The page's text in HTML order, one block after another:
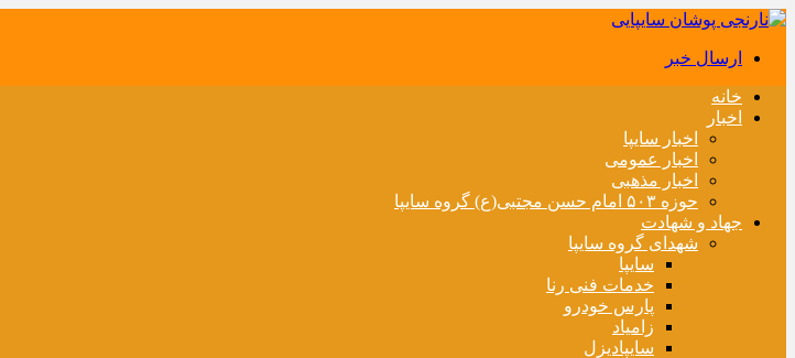
ارسال خبر
خانه
اخبار
اخبار سایپا
اخبار عمومی
اخبار مذهبی
حوزه ۵۰۳ امام حسن مجتبی(ع) گروه سایپا
جهاد و شهادت
شهدای گروه سایپا
سایپا
خدمات فنی رنا
پارس خودرو
زامیاد
سایپادیزل